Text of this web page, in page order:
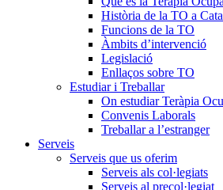
Història de la TO a
Funcions de la TO
Àmbits d’intervenció
Legislació
Enllaços sobre TO
Estudiar i Treballar
On estudiar Teràpia
Convenis Laborals
Treballar a l’estranger
Serveis
Serveis que us oferim
Serveis als col·legiats
Serveis al precol·legiat